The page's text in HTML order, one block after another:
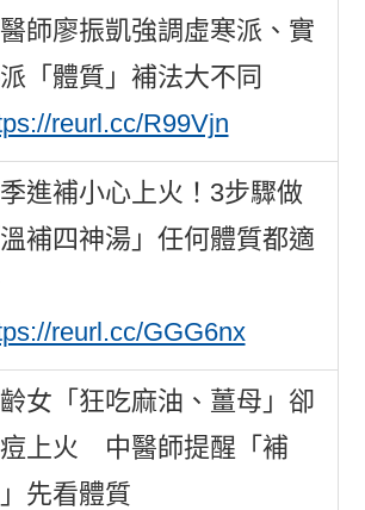
師廖振凱強調虛寒派、實
「體質」補法大不同
reurl.cc/R99Vjn
進補小心上火！3步驟做
溫補四神湯」任何體質都適
reurl.cc/GGG6nx
女「狂吃麻油、薑母」卻
上火 中醫師提醒「補
先看體質